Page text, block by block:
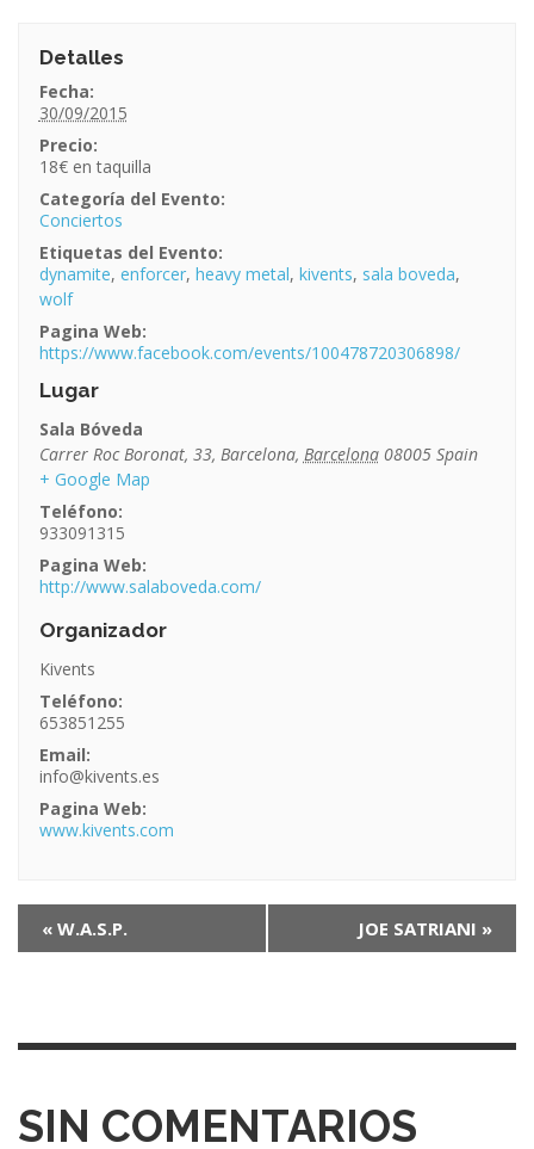
Detalles
Fecha:
30/09/2015
Precio:
18€
Categoría del Evento:
Conciertos
Etiquetas del Evento:
dynamite, enforcer, heavy metal, kivents, sala boveda,
wolf
Pagina Web:
https://www.facebook.com/events/100478720306898/
Lugar
Sala Bóveda
Carrer Roc Boronat, 33, Barcelona, Barcelona 08005 Spain
+ Google Map
Teléfono:
933091315
Pagina Web:
http://www.salaboveda.com/
Organizador
Kivents
Teléfono:
653851255
Email:
info@kivents.es
Pagina Web:
www.kivents.com
a
e
a
« W.A.S.P. JOE SATRIANI »
SIN COMENTARIOS